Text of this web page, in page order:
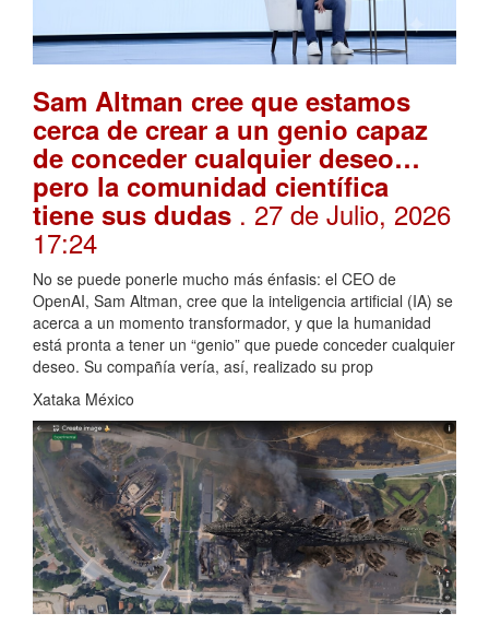
Sam Altman cree que estamos
cerca de crear a un genio capaz
de conceder cualquier deseo…
pero la comunidad científica
tiene sus dudas . 27 de Julio, 2026
17:24
No se puede ponerle mucho más énfasis: el CEO de
OpenAI, Sam Altman, cree que la inteligencia artificial (IA) se
acerca a un momento transformador, y que la humanidad
está pronta a tener un “genio” que puede conceder cualquier
deseo. Su compañía vería, así, realizado su prop
Xataka México